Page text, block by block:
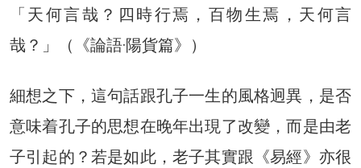
「天何言哉？四時行焉，百物生焉，天何言
哉？」（《論語·陽貨篇》）
細想之下，這句話跟孔子一生的風格迥異，是否
意味着孔子的思想在晚年出現了改變，而是由老
子引起的？若是如此，老子其實跟《易經》亦很